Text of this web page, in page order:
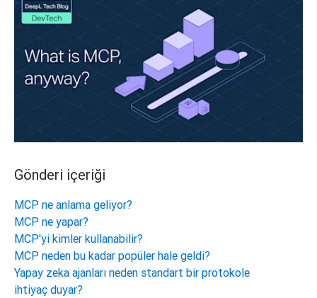
Gönderi içeriği
MCP ne anlama geliyor?
MCP ne yapar?
MCP'yi kimler kullanabilir?
MCP neden bu kadar popüler hale geldi?
Yapay zeka ajanları neden standart bir protokole
ihtiyaç duyar?